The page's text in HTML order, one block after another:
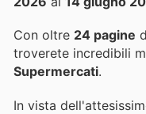
Con oltre 24 pagine
troverete incredibili
Supermercati.
In vista